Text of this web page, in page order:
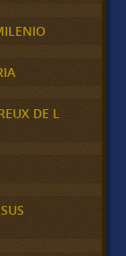
DE L